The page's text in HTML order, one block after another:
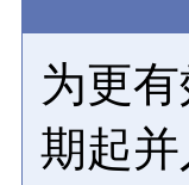
为更
期起